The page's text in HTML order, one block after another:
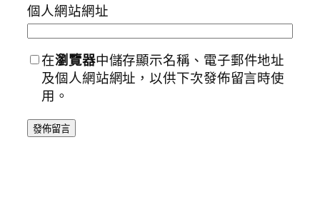
個人網站網址
在瀏覽器中儲存顯示名稱、電子郵件地址
及個人網站網址，以供下次發佈留言時使
用。